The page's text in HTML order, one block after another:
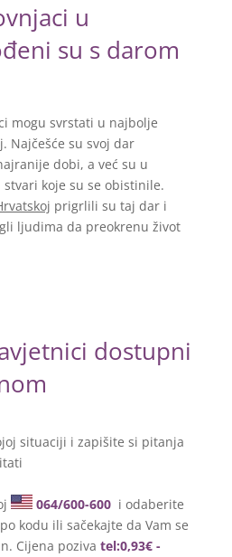
u
su s darom
mogu svrstati u najbolje
Najčešće su svoj dar
dobi, a već su u
koje su se obistinile.
prigrlili su taj dar i
ljudima da preokrenu život
dostupni
situaciji i zapišite si pitanja
064/600-600 i odaberite
kodu ili sačekajte da Vam se
Cijena poziva tel:0,93€ -